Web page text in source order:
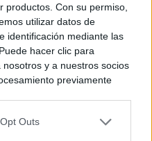
Con su permiso,
utilizar datos de
identificación mediante las
hacer clic para
y a nuestros socios
previamente
en cuenta que algún
Outs